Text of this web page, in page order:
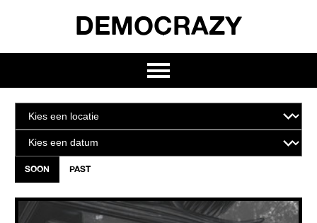
DEMOCRAZY
SOON PAST
GHOST FIRE WALK WITH ME PARTY